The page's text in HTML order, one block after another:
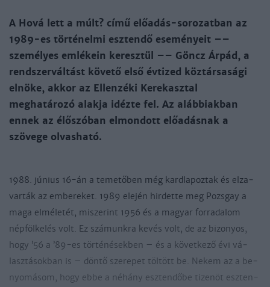
A Hová lett a múlt? című előadás-sorozatban az
1989-es történelmi esztendő eseményeit ––
személyes emlékein keresztül –– Göncz Árpád, a
rendszerváltást követő első évtized köztársasági
elnöke, akkor az Ellenzéki Kerekasztal
meghatározó alakja idézte fel. Az alábbiakban
ennek az élőszóban elmondott előadásnak a
szövege olvasható.
1988. jú­nius 16-án a te­me­tő­ben még kard­la­poz­tak és el­za­
var­ták az em­be­re­ket. 1989 ele­jén hir­det­te meg Pozs­gay a
ma­ga el­mé­le­tét, mi­sze­rint 1956 és a ma­gyar for­ra­da­lom
nép­föl­ke­lés volt. Ez szá­munk­ra ke­vés volt, de az bi­zo­nyos,
hogy ’56 a ’89-es tör­té­né­sek­ben – és a kö­vet­ke­ző évi vá­
lasz­tá­sok­ban is – dön­tő sze­re­pet töl­tött be. Ne­kem az a be­
nyo­má­som, hogy eb­be a né­hány esz­ten­dő­be ti­zen­öt esz­ten­